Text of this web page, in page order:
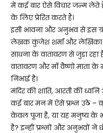
में कई बार ऐसे विचार जन्म
के लिए प्रेरित करते हैं।
इसी भावना और अनुभव से इस
लेखक कुंजेश शर्मा और लेखिका
साधना के वातावरण से जुड़ा
वातावरण और माँ वैष्णो माता के
निभाई है।
मंदिर की शांति, आरती की
कई बार मन में ऐसे प्रश्न उठे –
केवल पूजा है, या यह मनुष्य के
है? इन्हीं प्रश्नों और अनुभवों ने